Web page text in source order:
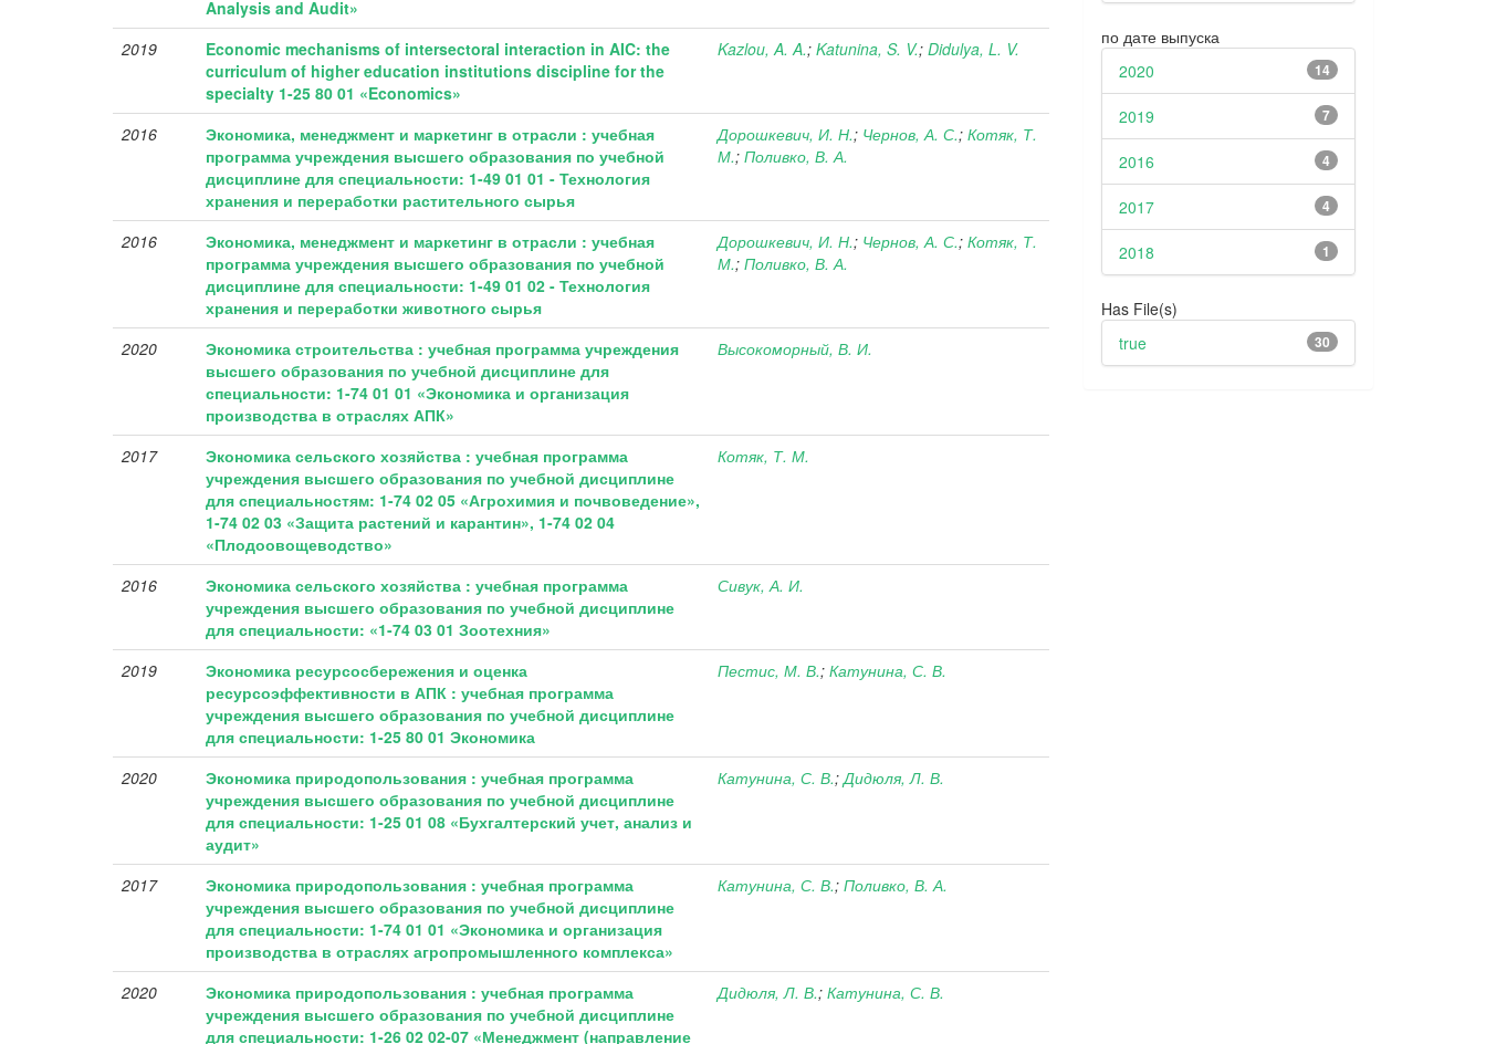
Analysis and Audit»
2019
Economic mechanisms of intersectoral interaction in AIC: the
curriculum of higher education institutions discipline for the
specialty 1-25 80 01 «Economics»
Kazlou, A. A.;Katunina, S. V.;Didulya, L. V.
2016
Экономика, менеджмент и маркетинг в отрасли : учебная
программа учреждения высшего образования по учебной
дисциплине для специальности: 1-49 01 01 - Технология
хранения и переработки растительного сырья
Дорошкевич, И. Н.; Чернов, А. С.;Котяк, Т.
М.;Поливко, В. А.
2016
Экономика, менеджмент и маркетинг в отрасли : учебная
программа учреждения высшего образования по учебной
дисциплине для специальности: 1-49 01 02 - Технология
хранения и переработки животного сырья
Дорошкевич, И. Н.; Чернов, А. С.;Котяк, Т.
М.;Поливко, В. А.
2020
Экономика строительства : учебная программа учреждения
высшего образования по учебной дисциплине для
специальности: 1-74 01 01 «Экономика и организация
производства в отраслях АПК»
Высокоморный, В. И.
2017
Экономика сельского хозяйства : учебная программа
учреждения высшего образования по учебной дисциплине
для специальностям: 1-74 02 05 «Агрохимия и почвоведение»,
1-74 02 03 «Защита растений и карантин», 1-74 02 04
«Плодоовощеводство»
Котяк, Т. М.
2016
Экономика сельского хозяйства : учебная программа
учреждения высшего образования по учебной дисциплине
для специальности: «1-74 03 01 Зоотехния»
Сивук, А. И.
2019
Экономика ресурсосбережения и оценка
ресурсоэффективности в АПК : учебная программа
учреждения высшего образования по учебной дисциплине
для специальности: 1-25 80 01 Экономика
Пестис, М. В.;Катунина, С. В.
2020
Экономика природопользования : учебная программа
учреждения высшего образования по учебной дисциплине
для специальности: 1-25 01 08 «Бухгалтерский учет, анализ и
аудит»
Катунина, С. В.;Дидюля, Л. В.
2017
Экономика природопользования : учебная программа
учреждения высшего образования по учебной дисциплине
для специальности: 1-74 01 01 «Экономика и организация
производства в отраслях агропромышленного комплекса»
Катунина, С. В.;Поливко, В. А.
2020
Экономика природопользования : учебная программа
учреждения высшего образования по учебной дисциплине
для специальности: 1-26 02 02-07 «Менеджмент (направление
Дидюля, Л. В.;Катунина, С. В.
по дате выпуска
14
2020
7
2019
4
2016
4
2017
1
2018
Has File(s)
30
true